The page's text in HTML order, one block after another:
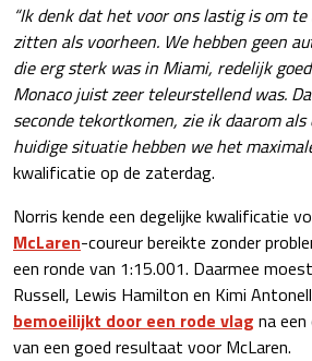
“Ik denk dat het voor ons lastig is om
zitten als voorheen. We hebben geen
die erg sterk was in Miami, redelijk
Monaco juist zeer teleurstellend was.
seconde tekortkomen, zie ik daarom
huidige situatie hebben we het
kwalificatie op de zaterdag.
Norris kende een degelijke kwalificatie
McLaren-coureur bereikte zonder
een ronde van 1:15.001. Daarmee
Russell, Lewis Hamilton en Kimi
bemoeilijkt door een rode vlag na
van een goed resultaat voor McLaren.